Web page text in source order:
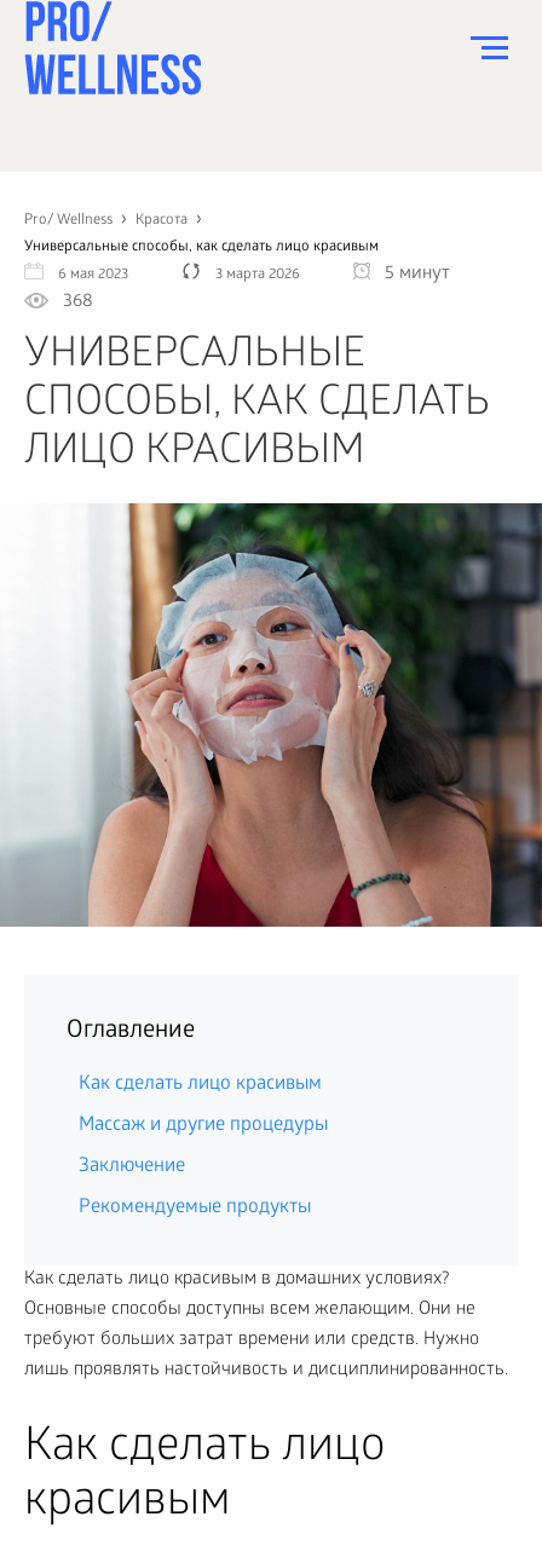
Pro/ Wellness
Красота
Универсальные способы, как сделать лицо красивым
6 мая 2023
3 марта 2026
5 минут
368
УНИВЕРСАЛЬНЫЕ
СПОСОБЫ, КАК СДЕЛАТЬ
ЛИЦО КРАСИВЫМ
Оглавление
Как сделать лицо красивым
Массаж и другие процедуры
Заключение
Рекомендуемые продукты
Как сделать лицо красивым в домашних условиях?
Основные способы доступны всем желающим. Они не
требуют больших затрат времени или средств. Нужно
лишь проявлять настойчивость и дисциплинированность.
Как сделать лицо
красивым
СПОРТ
ЗДОРОВЬЕ
КРАСОТА
ПСИХОЛОГИЯ
ДЕТИ
ДОМ
БИЗНЕС